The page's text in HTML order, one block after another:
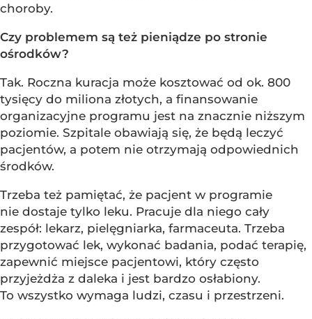
choroby.
Czy problemem są też pieniądze po stronie
ośrodków?
Tak. Roczna kuracja może kosztować od ok. 800
tysięcy do miliona złotych, a finansowanie
organizacyjne programu jest na znacznie niższym
poziomie. Szpitale obawiają się, że będą leczyć
pacjentów, a potem nie otrzymają odpowiednich
środków.
Trzeba też pamiętać, że pacjent w programie
nie dostaje tylko leku. Pracuje dla niego cały
zespół: lekarz, pielęgniarka, farmaceuta. Trzeba
przygotować lek, wykonać badania, podać terapię,
zapewnić miejsce pacjentowi, który często
przyjeżdża z daleka i jest bardzo osłabiony.
To wszystko wymaga ludzi, czasu i przestrzeni.